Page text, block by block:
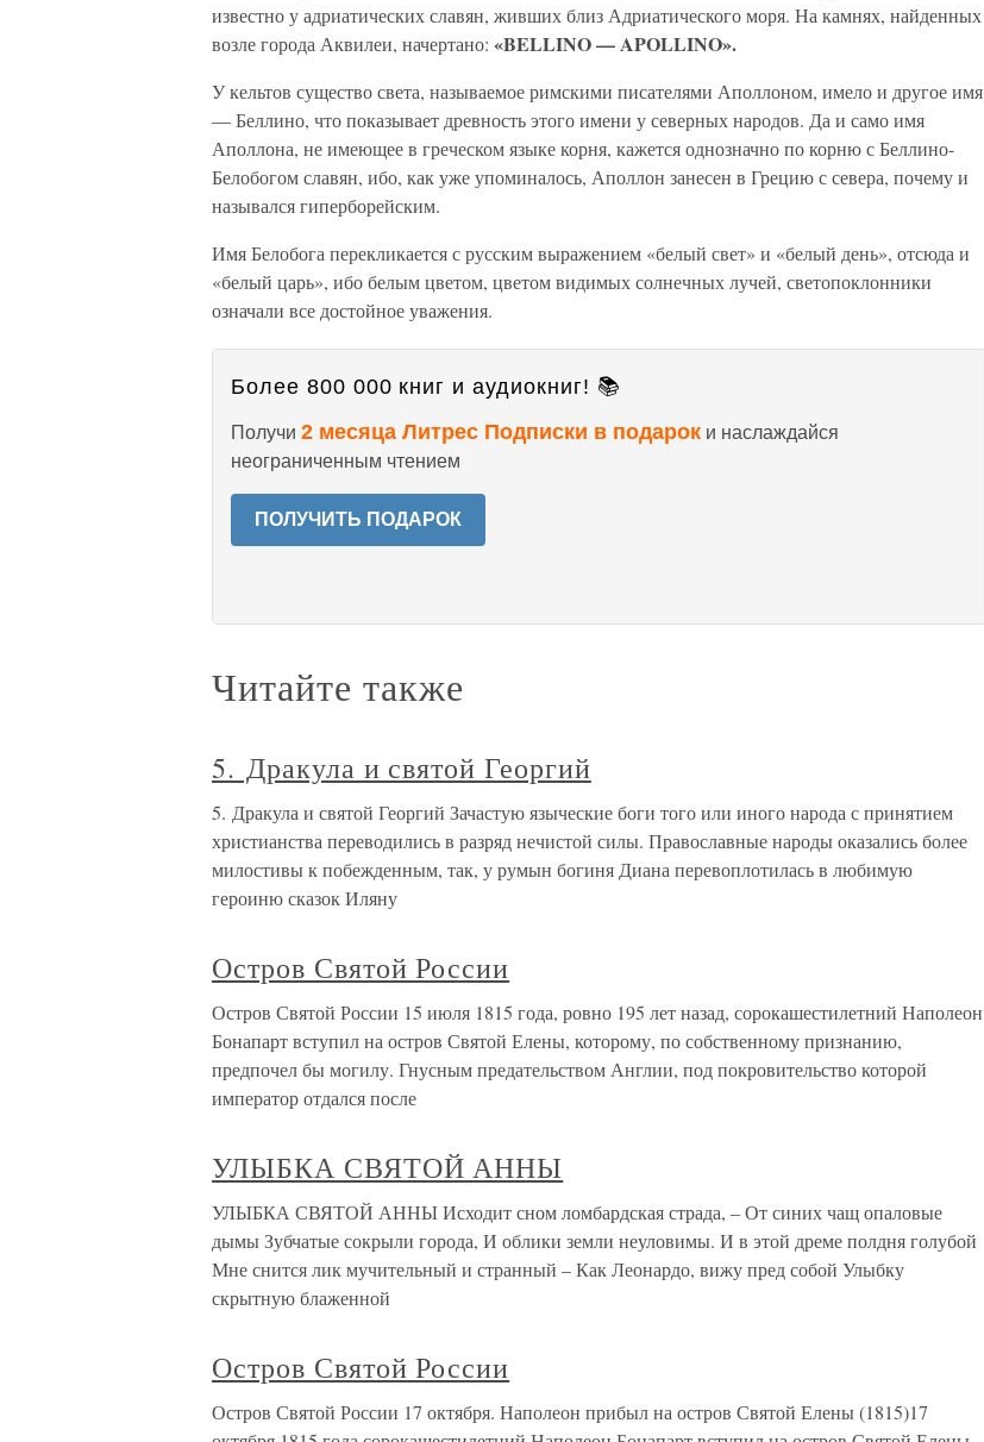
известно у адриатических славян, живших близ Адриатического моря. На камнях, найденных
возле города Аквилеи, начертано: «BELLINO — APOLLINO».
У кельтов существо света, называемое римскими писателями Аполлоном, имело и другое имя
— Беллино, что показывает древность этого имени у северных народов. Да и само имя
Аполлона, не имеющее в греческом языке корня, кажется однозначно по корню с Беллино-
Белобогом славян, ибо, как уже упоминалось, Аполлон занесен в Грецию с севера, почему и
назывался гиперборейским.
Имя Белобога перекликается с русским выражением «белый свет» и «белый день», отсюда и
«белый царь», ибо белым цветом, цветом видимых солнечных лучей, светопоклонники
означали все достойное уважения.
Более 800 000 книг и аудиокниг! 📚
Получи 2 месяца Литрес Подписки в подарок и наслаждайся
неограниченным чтением
ПОЛУЧИТЬ ПОДАРОК
Читайте также
5. Дракула и святой Георгий
5. Дракула и святой Георгий Зачастую языческие боги того или иного народа с принятием
христианства переводились в разряд нечистой силы. Православные народы оказались более
милостивы к побежденным, так, у румын богиня Диана перевоплотилась в любимую
героиню сказок Иляну
Остров Святой России
Остров Святой России 15 июля 1815 года, ровно 195 лет назад, сорокашестилетний Наполеон
Бонапарт вступил на остров Святой Елены, которому, по собственному признанию,
предпочел бы могилу. Гнусным предательством Англии, под покровительство которой
император отдался после
УЛЫБКА СВЯТОЙ АННЫ
УЛЫБКА СВЯТОЙ АННЫ Исходит сном ломбардская страда, – От синих чащ опаловые
дымы Зубчатые сокрыли города, И облики земли неуловимы. И в этой дреме полдня голубой
Мне снится лик мучительный и странный – Как Леонардо, вижу пред собой Улыбку
скрытную блаженной
Остров Святой России
Остров Святой России 17 октября. Наполеон прибыл на остров Святой Елены (1815)17